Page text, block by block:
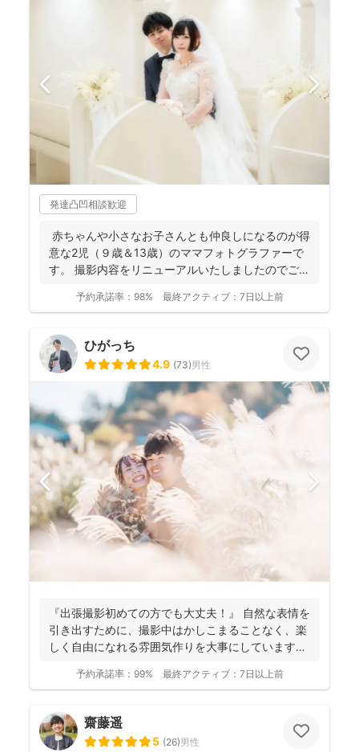
発達凸凹相談歓迎
赤ちゃんや小さなお子さんとも仲良しになるのが得
意な2児（９歳＆13歳）のママフォトグラファーで
す。 撮影内容をリニューアルいたしましたのでご案
予約承諾率： 98% 最終アクティブ： 7日以上前
ひがっち
4.9 (73)男性
『出張撮影初めての方でも大丈夫！』 自然な表情を
引き出すために、撮影中はかしこまることなく、楽
しく自由になれる雰囲気作りを大事にしています＾
予約承諾率： 99% 最終アクティブ： 7日以上前
齋藤遥
5 (26)男性